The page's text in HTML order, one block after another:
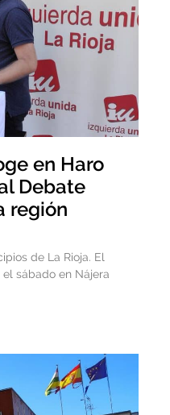
en Haro
Debate
región
de La Rioja. El
sábado en Nájera